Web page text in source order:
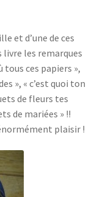
et d’une de ces
livre les remarques
ces papiers »,
», « c’est quoi ton
de fleurs tes
de mariées » !!
plaisir !